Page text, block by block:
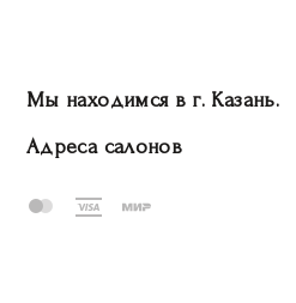
Мы находимся в г. Казань.
Адреса салонов